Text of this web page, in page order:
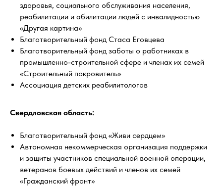
здоровья, социального обслуживания населения,
реабилитации и абилитации людей с инвалидностью
«Другая картина»
Благотворительный фонд Стаса Еговцева
Благотворительный фонд заботы о работниках в
промышленно-строительной сфере и членах их семей
«Строительный покровитель»
Ассоциация детских реабилитологов
Свердловская область:
Благотворительный фонд «Живи сердцем»
Автономная некоммерческая организация поддержки
и защиты участников специальной военной операции,
ветеранов боевых действий и членов их семей
«Гражданский фронт»